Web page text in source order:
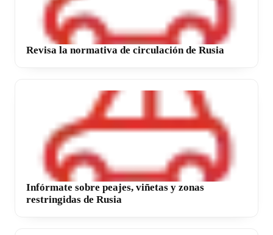
Revisa la normativa de circulación de Rusia
Infórmate sobre peajes, viñetas y zonas
restringidas de Rusia